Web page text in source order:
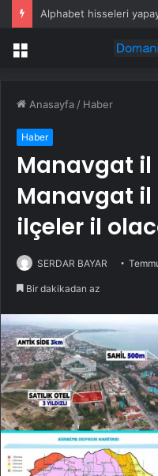
Menü
Anasayfa / Haber
Haber
Manavgat
Manavgat il
ilçeler il
SERDAR BAYAR
Bir dakikadan az